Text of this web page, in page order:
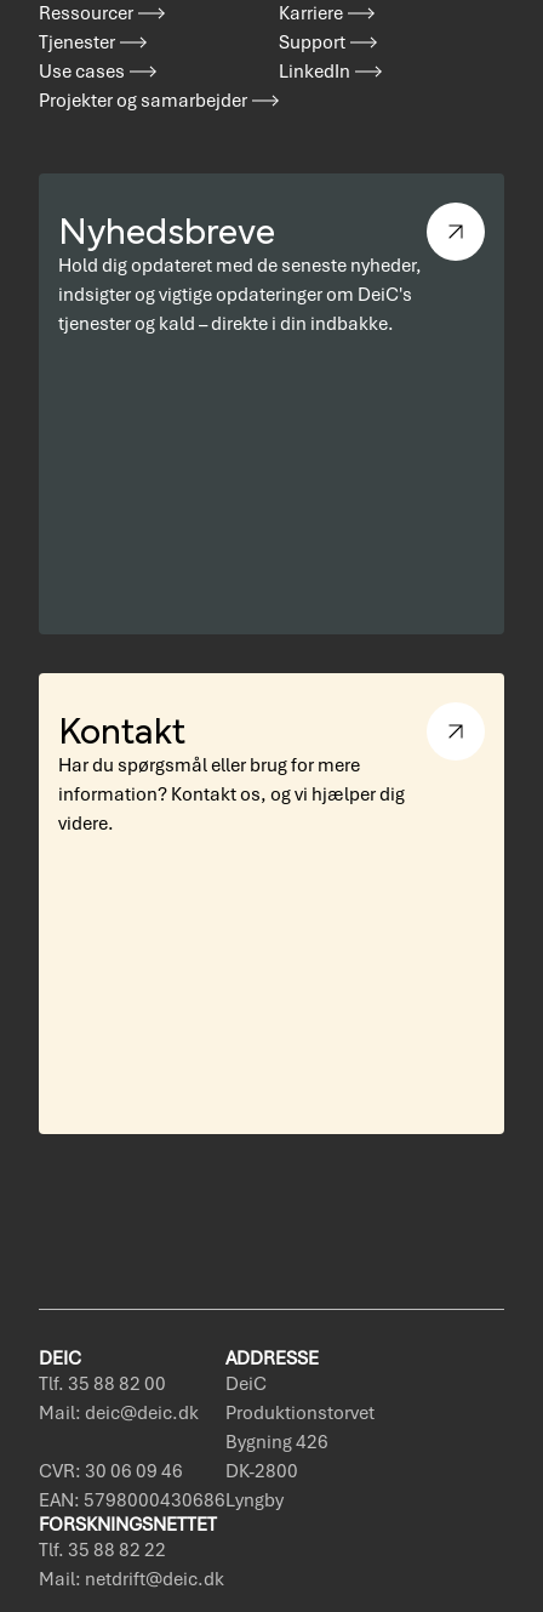
Ressourcer
Tjenester
Use cases
Projekter og samarbejder
Karriere
Support
LinkedIn
Nyhedsbreve
Hold dig opdateret med de seneste nyheder,
indsigter og vigtige opdateringer om DeiC's
tjenester og kald – direkte i din indbakke.
Kontakt
Har du spørgsmål eller brug for mere
information? Kontakt os, og vi hjælper dig
videre.
DEIC
Tlf. 35 88 82 00
Mail: deic@deic.dk
CVR: 30 06 09 46
EAN: 5798000430686
ADDRESSE
DeiC
Produktionstorvet
Bygning 426
DK-2800
Lyngby
FORSKNINGSNETTET
Tlf. 35 88 82 22
Mail: netdrift@deic.dk